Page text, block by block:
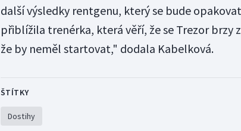
další výsledky rentgenu, který se bude
přiblížila trenérka, která věří, že se Trezor brzy
že by neměl startovat," dodala Kabelková.
ŠTÍTKY
Dostihy